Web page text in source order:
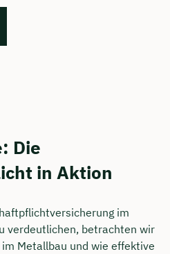
Die
in Aktion
im
verdeutlichen, betrachten wir
Metallbau und wie effektive